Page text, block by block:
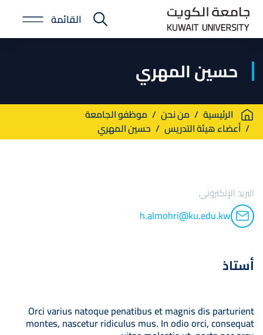
Skip
main
E-
Portal
القائمة
حسين المهري
Breadcrumb
الرئيسية من نحن
موظفو الجامعة
أعضاء هيئة التدريس
حسين المهري
البريد الإلكتروني
h.almohri@ku.edu.kw
أستاذ
Orci varius natoque penatibus et magnis dis parturient
montes, nascetur ridiculus mus. In odio orci, consequat